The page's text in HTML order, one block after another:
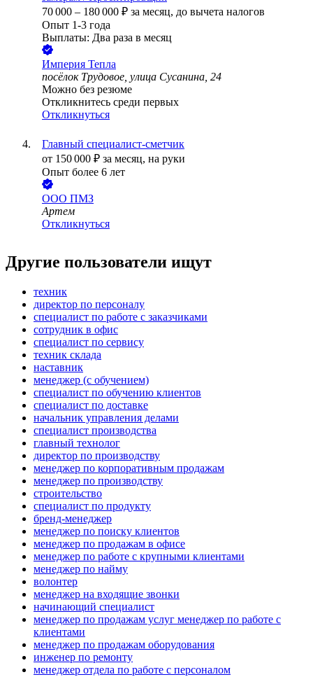
70 000 – 180 000 ₽ за месяц, до вычета налогов
Опыт 1-3 года
Выплаты: Два раза в месяц
Империя Тепла
посёлок Трудовое, улица Сусанина, 24
Можно без резюме
Откликнитесь среди первых
Откликнуться
Главный специалист-сметчик
от 150 000 ₽ за месяц, на руки
Опыт более 6 лет
ООО ПМЗ
Артем
Откликнуться
Другие пользователи ищут
техник
директор по персоналу
специалист по работе с заказчиками
сотрудник в офис
специалист по сервису
техник склада
наставник
менеджер (с обучением)
специалист по обучению клиентов
специалист по доставке
начальник управления делами
специалист производства
главный технолог
директор по производству
менеджер по корпоративным продажам
менеджер по производству
строительство
специалист по продукту
бренд-менеджер
менеджер по поиску клиентов
менеджер по продажам в офисе
менеджер по работе с крупными клиентами
менеджер по найму
волонтер
менеджер на входящие звонки
начинающий специалист
менеджер по продажам услуг менеджер по работе с
клиентами
менеджер по продажам оборудования
инженер по ремонту
менеджер отдела по работе с персоналом